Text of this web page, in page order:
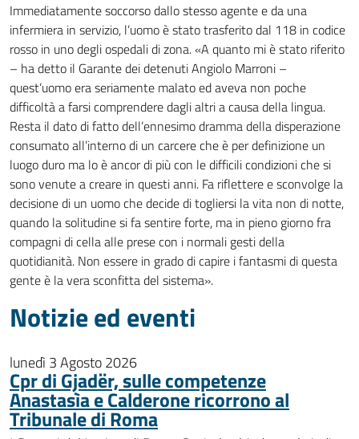
Immediatamente soccorso dallo stesso agente e da una
infermiera in servizio, l’uomo è stato trasferito dal 118 in codice
rosso in uno degli ospedali di zona. «A quanto mi è stato riferito
– ha detto il Garante dei detenuti Angiolo Marroni –
quest’uomo era seriamente malato ed aveva non poche
difficoltà a farsi comprendere dagli altri a causa della lingua.
Resta il dato di fatto dell’ennesimo dramma della disperazione
consumato all’interno di un carcere che è per definizione un
luogo duro ma lo è ancor di più con le difficili condizioni che si
sono venute a creare in questi anni. Fa riflettere e sconvolge la
decisione di un uomo che decide di togliersi la vita non di notte,
quando la solitudine si fa sentire forte, ma in pieno giorno fra
compagni di cella alle prese con i normali gesti della
quotidianità. Non essere in grado di capire i fantasmi di questa
gente è la vera sconfitta del sistema».
Notizie ed eventi
lunedì 3 Agosto 2026
Cpr di Gjadër, sulle competenze
Anastasìa e Calderone ricorrono al
Tribunale di Roma